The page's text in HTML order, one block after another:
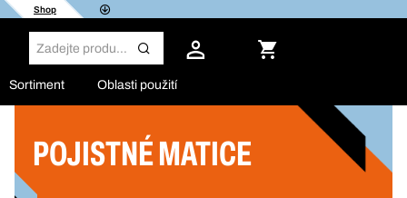
Shop
Sortiment Oblasti použití
POJISTNÉ MATICE
Filtr